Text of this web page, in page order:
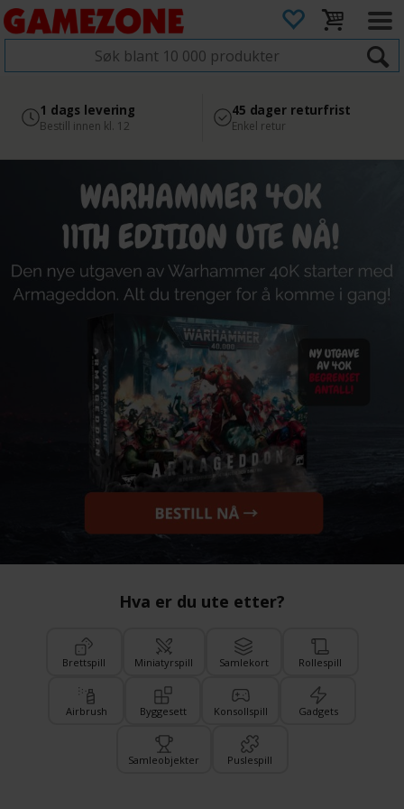
2 300+ anmeldelser på
Google
Sikker betaling
med Svea
1 dags levering
Bestill innen kl. 12
45 dager returfrist
Enkel retur
Hva er du ute etter?
Brettspill Miniatyrspill Samlekort Rollespill
Airbrush Byggesett Konsollspill Gadgets
Samleobjekter Puslespill